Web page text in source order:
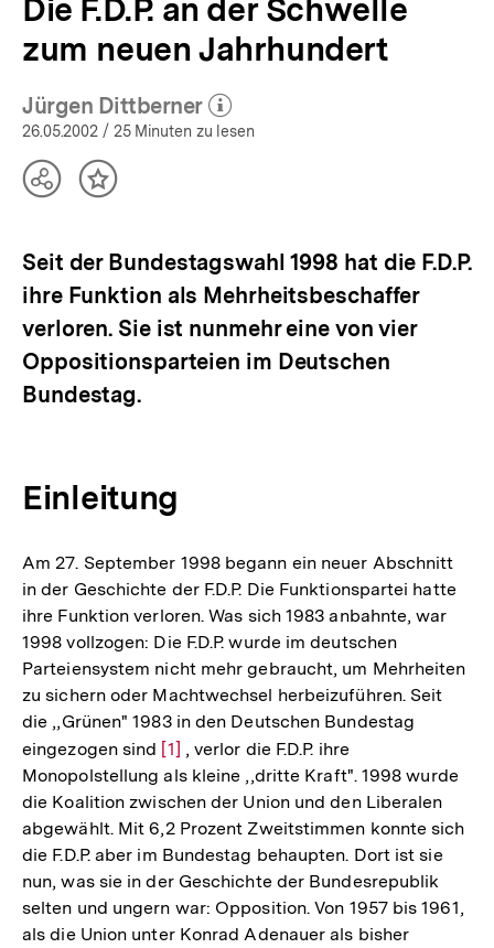
Die F.D.P. an der Schwelle
zum neuen Jahrhundert
Jürgen Dittberner
(Mehr zum Autor)
öffnen
26.05.2002 / 25 Minuten zu lesen
TeilenInhalt
Seit der Bundestagswahl 1998 hat die F.D.P.
ihre Funktion als Mehrheitsbeschaffer
verloren. Sie ist nunmehr eine von vier
Oppositionsparteien im Deutschen
Bundestag.
Einleitung
Am 27. September 1998 begann ein neuer Abschnitt
in der Geschichte der F.D.P. Die Funktionspartei hatte
ihre Funktion verloren. Was sich 1983 anbahnte, war
1998 vollzogen: Die F.D.P. wurde im deutschen
Parteiensystem nicht mehr gebraucht, um Mehrheiten
zu sichern oder Machtwechsel herbeizuführen. Seit
die ,,Grünen" 1983 in den Deutschen Bundestag
eingezogen sind Zur
Auflösung
der
Fußnote
[1] , verlor die F.D.P. ihre
Monopolstellung als kleine ,,dritte Kraft". 1998 wurde
die Koalition zwischen der Union und den Liberalen
abgewählt. Mit 6,2 Prozent Zweitstimmen konnte sich
die F.D.P. aber im Bundestag behaupten. Dort ist sie
nun, was sie in der Geschichte der Bundesrepublik
selten und ungern war: Opposition. Von 1957 bis 1961,
als die Union unter Konrad Adenauer als bisher